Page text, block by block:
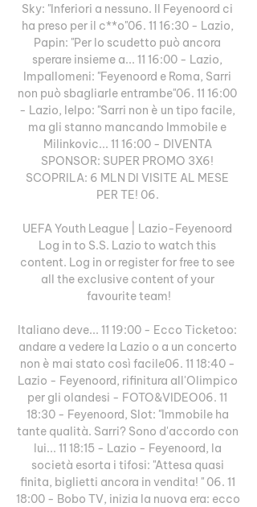
Sky: "Inferiori a nessuno. Il Feyenoord ci
ha preso per il c**o"06. 11 16:30 - Lazio,
Papin: "Per lo scudetto può ancora
sperare insieme a... 11 16:00 - Lazio,
Impallomeni: "Feyenoord e Roma, Sarri
non può sbagliarle entrambe"06. 11 16:00
- Lazio, Ielpo: "Sarri non è un tipo facile,
ma gli stanno mancando Immobile e
Milinkovic... 11 16:00 - DIVENTA
SPONSOR: SUPER PROMO 3X6!
SCOPRILA: 6 MLN DI VISITE AL MESE
PER TE! 06.
UEFA Youth League | Lazio-Feyenoord
Log in to S.S. Lazio to watch this
content. Log in or register for free to see
all the exclusive content of your
favourite team!
Italiano deve... 11 19:00 - Ecco Ticketoo:
andare a vedere la Lazio o a un concerto
non è mai stato così facile06. 11 18:40 -
Lazio - Feyenoord, rifinitura all'Olimpico
per gli olandesi - FOTO&VIDEO06. 11
18:30 - Feyenoord, Slot: "Immobile ha
tante qualità. Sarri? Sono d'accordo con
lui... 11 18:15 - Lazio - Feyenoord, la
società esorta i tifosi: "Attesa quasi
finita, biglietti ancora in vendita! " 06. 11
18:00 - Bobo TV, inizia la nuova era: ecco